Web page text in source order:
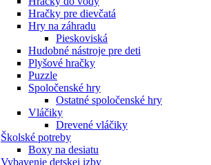
Hračky pre dievčatá
Hry na záhradu
Pieskoviská
Hudobné nástroje pre deti
Plyšové hračky
Puzzle
Spoločenské hry
Ostatné spoločenské hry
Vláčiky
Drevené vláčiky
Školské potreby
Boxy na desiatu
Vybavenie detskej izby